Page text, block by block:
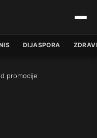
DIJASPORA
promocije